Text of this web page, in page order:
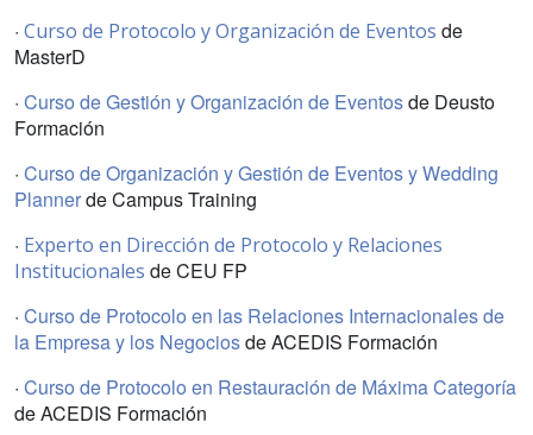
· Curso de Protocolo y Organización de Eventos de
MasterD
· Curso de Gestión y Organización de Eventosde Deusto
Formación
· Curso de Organización y Gestión de Eventos y Wedding
Plannerde Campus Training
· Experto en Dirección de Protocolo y Relaciones
Institucionales de CEU FP
· Curso de Protocolo en las Relaciones Internacionales de
la Empresa y los Negociosde ACEDIS Formación
· Curso de Protocolo en Restauración de Máxima Categoría
de ACEDIS Formación